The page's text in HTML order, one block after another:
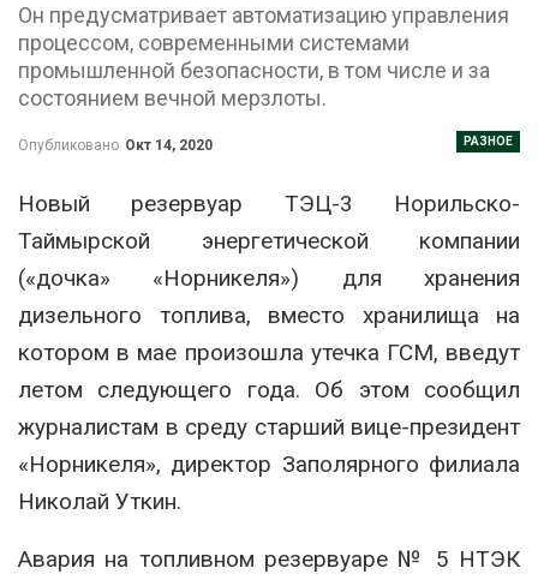
Он предусматривает автоматизацию управления
процессом, современными системами
промышленной безопасности, в том числе и за
состоянием вечной мерзлоты.
РАЗНОЕ
Опубликовано Окт 14, 2020
Новый резервуар ТЭЦ-3 Норильско-
Таймырской энергетической компании
(«дочка» «Норникеля») для хранения
дизельного топлива, вместо хранилища на
котором в мае произошла утечка ГСМ, введут
летом следующего года. Об этом сообщил
журналистам в среду старший вице-президент
«Норникеля», директор Заполярного филиала
Николай Уткин.
Авария на топливном резервуаре № 5 НТЭК